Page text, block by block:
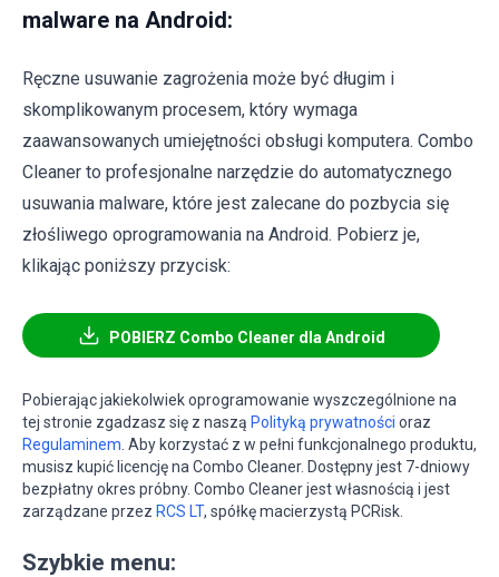
malware na Android:
Ręczne usuwanie zagrożenia może być długim i
skomplikowanym procesem, który wymaga
zaawansowanych umiejętności obsługi komputera. Combo
Cleaner to profesjonalne narzędzie do automatycznego
usuwania malware, które jest zalecane do pozbycia się
złośliwego oprogramowania na Android. Pobierz je,
klikając poniższy przycisk:
POBIERZ Combo Cleaner dla Android
Pobierając jakiekolwiek oprogramowanie wyszczególnione na
tej stronie zgadzasz się z naszą Polityką prywatności oraz
Regulaminem . Aby korzystać z w pełni funkcjonalnego produktu,
musisz kupić licencję na Combo Cleaner. Dostępny jest 7-dniowy
bezpłatny okres próbny. Combo Cleaner jest własnością i jest
zarządzane przez RCS LT, spółkę macierzystą PCRisk.
Szybkie menu: